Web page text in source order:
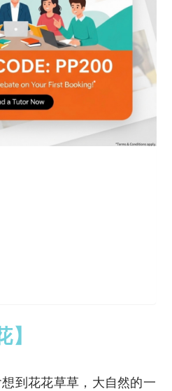
】
到花花草草，大自然的一